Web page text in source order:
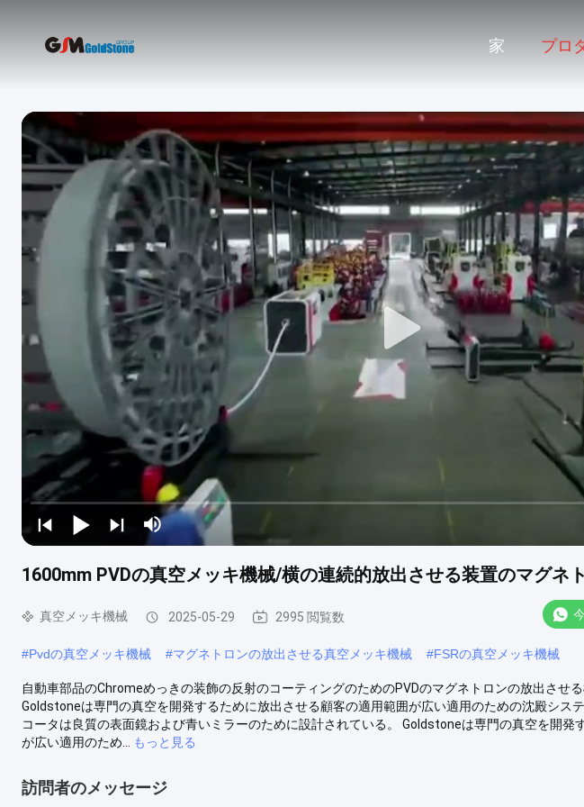
家 プロ
1600mm PVDの真空メッキ機械/横の連続的放出させる装置のマグネ
真空メッキ機械 2025-05-29 2995 閲覧数
#Pvdの真空メッキ機械 #マグネトロンの放出させる真空メッキ機械 #FSRの真空メッキ機械
自動車部品のChromeめっきの装飾の反射のコーティングのためのPVDのマグネトロンの放出させ
Goldstoneは専門の真空を開発するために放出させる顧客の適用範囲が広い適用のための沈殿シス
コータは良質の表面鏡および青いミラーのために設計されている。 Goldstoneは専門の真空を開発
が広い適用のため...
もっと見る
訪問者のメッセージ